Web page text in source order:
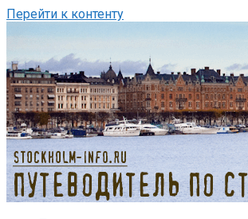
Перейти к контенту